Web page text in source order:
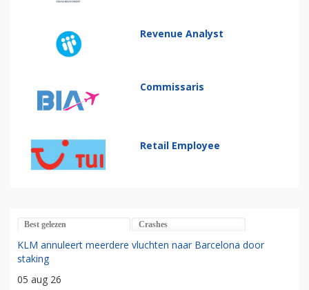
Revenue Analyst
Commissaris
Retail Employee
Best gelezen Crashes
KLM annuleert meerdere vluchten naar Barcelona door
staking
05 aug 26